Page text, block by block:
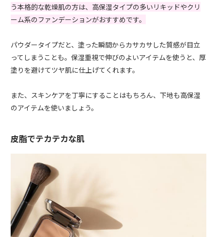
う本格的な乾燥肌の方は、高保湿タイプの多いリキッドやクリ
ーム系のファンデーションがおすすめです。
パウダータイプだと、塗った瞬間からカサカサした質感が目立
ってしまうことも。保湿重視で伸びのよいアイテムを使うと、厚
塗りを避けてツヤ肌に仕上げてくれます。
また、スキンケアを丁寧にすることはもちろん、下地も高保湿
のアイテムを使いましょう。
皮脂でテカテカな肌